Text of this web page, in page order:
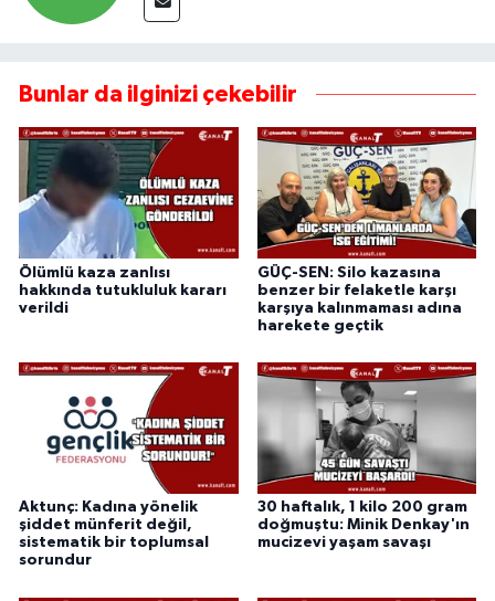
Bunlar da ilginizi çekebilir
Ölümlü kaza zanlısı
hakkında tutukluluk kararı
verildi
GÜÇ-SEN: Silo kazasına
benzer bir felaketle karşı
karşıya kalınmaması adına
harekete geçtik
Aktunç: Kadına yönelik
şiddet münferit değil,
sistematik bir toplumsal
sorundur
30 haftalık, 1 kilo 200 gram
doğmuştu: Minik Denkay'ın
mucizevi yaşam savaşı